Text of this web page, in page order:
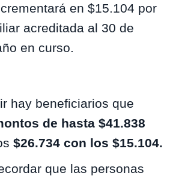
en $15.104 por
acreditada al 30 de
en curso.
hay beneficiarios que
de hasta $41.838
$26.734 con los $15.104.
que las personas